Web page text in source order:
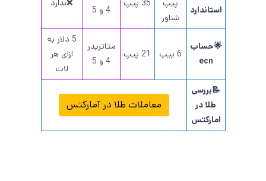
استاندارد
پیپ
شناور
35 پیپ
4 و 5
❌ندارد
🌟حساب
ecn
6 پیپ 21 پیپ
متاتریدر
4 و 5
5 دلار به
ازای هر
لات
📝بررسی
طلا در
امارکتس
معاملات طلا در آمارکتس